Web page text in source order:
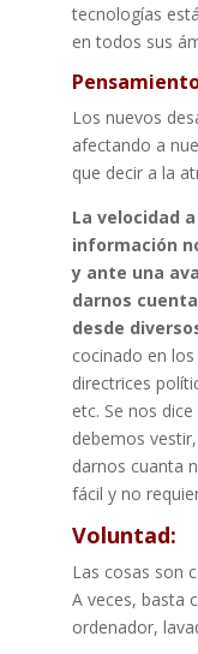
tecnologías
en todos sus
Los nuevos
afectando a
que decir a la
La velocidad
información
y ante una
darnos
desde
cocinado en
directrices
etc. Se nos
debemos
darnos cuanta
fácil y no
Voluntad:
Las cosas son
A veces, basta
ordenador,